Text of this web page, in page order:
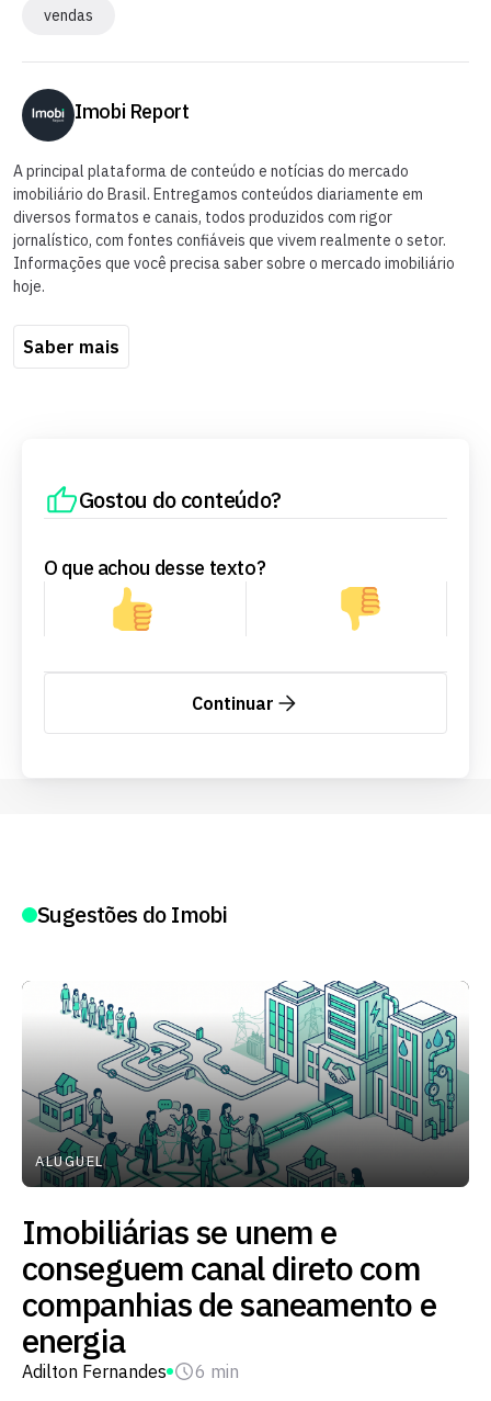
vendas
Imobi Report
A principal plataforma de conteúdo e notícias do mercado
imobiliário do Brasil. Entregamos conteúdos diariamente em
diversos formatos e canais, todos produzidos com rigor
jornalístico, com fontes confiáveis que vivem realmente o setor.
Informações que você precisa saber sobre o mercado imobiliário
hoje.
Saber mais
Gostou do conteúdo?
O que achou desse texto?
Continuar
Sugestões do Imobi
ALUGUEL
Imobiliárias se unem e
conseguem canal direto com
companhias de saneamento e
energia
Adilton Fernandes 6 min